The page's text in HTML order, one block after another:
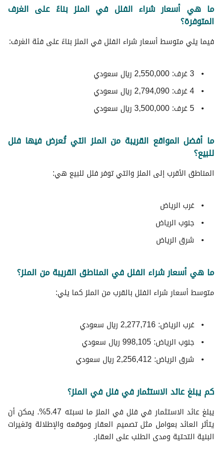
ما هي أسعار شراء الفلل في الملز بناءً على الغرف
المتوفرة؟
فيما يلي متوسط ​​أسعار شراء الفلل في الملز بناءً على فئة الغرف:
3 غرف: 2,550,000 ريال سعودي
4 غرف: 2,794,090 ريال سعودي
5 غرف: 3,500,000 ريال سعودي
ما أفضل المواقع القريبة من الملز التي تُعرض فيها فلل
للبيع؟
المناطق الأقرب إلى الملز والتي توفر فلل للبيع هي:
غرب الرياض
جنوب الرياض
شرق الرياض
ما هي أسعار شراء الفلل في المناطق القريبة من الملز؟
متوسط ​​أسعار شراء الفلل بالقرب من الملز كما يلي:
غرب الرياض: 2,277,716 ريال سعودي
جنوب الرياض: 998,105 ريال سعودي
شرق الرياض: 2,256,412 ريال سعودي
كم يبلغ عائد الاستثمار في فلل في الملز؟
يبلغ عائد الاستثمار في فلل في الملز ما نسبته 5.47%. يمكن أن
يتأثر العائد بعوامل مثل تصميم العقار وموقعه والإطلالة وتغيرات
البنية التحتية ومدى الطلب على العقار.